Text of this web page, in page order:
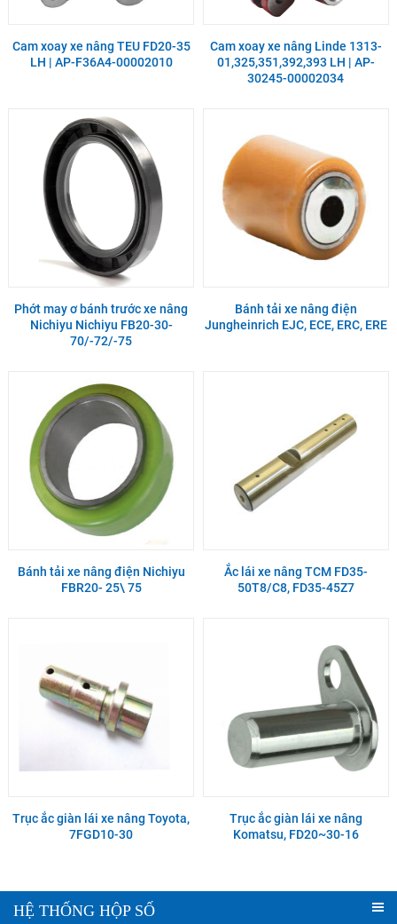
Cam xoay xe nâng TEU FD20-35
LH | AP-F36A4-00002010
Cam xoay xe nâng Linde 1313-
01,325,351,392,393 LH | AP-
30245-00002034
Phớt may ơ bánh trước xe nâng
Nichiyu Nichiyu FB20-30-
70/-72/-75
Bánh tải xe nâng điện
Jungheinrich EJC, ECE, ERC, ERE
Bánh tải xe nâng điện Nichiyu
FBR20- 25\ 75
Ắc lái xe nâng TCM FD35-
50T8/C8, FD35-45Z7
Trục ắc giàn lái xe nâng Toyota,
7FGD10-30
Trục ắc giàn lái xe nâng
Komatsu, FD20~30-16
HỆ THỐNG HỘP SỐ